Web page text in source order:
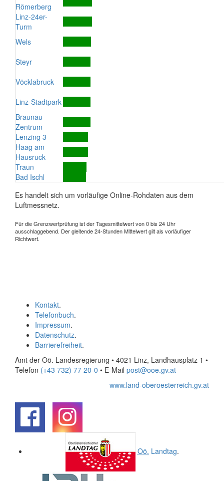
Römerberg
Linz-24er-
Turm
Wels
Steyr
Vöcklabruck
Linz-Stadtpark
Braunau
Zentrum
Lenzing 3
Haag am
Hausruck
Traun
Bad Ischl
Es handelt sich um vorläufige Online-Rohdaten aus dem
Luftmessnetz.
Für die Grenzwertprüfung ist der Tagesmittelwert von 0 bis 24 Uhr
ausschlaggebend. Der gleitende 24-Stunden Mittelwert gilt als vorläufiger
Richtwert.
Kontakt.
Telefonbuch.
Impressum.
Datenschutz.
Barrierefreiheit.
Amt der Oö. Landesregierung • 4021 Linz, Landhausplatz 1 •
Telefon (+43 732) 77 20-0 • E-Mail post@ooe.gv.at
www.land-oberoesterreich.gv.at
Oö. Landtag.